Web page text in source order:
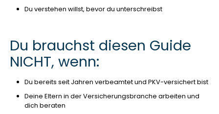
Du verstehen willst, bevor du unterschreibst
Du brauchst diesen Guide
NICHT, wenn:
Du bereits seit Jahren verbeamtet und PKV-versichert bist
Deine Eltern in der Versicherungsbranche arbeiten und
dich beraten